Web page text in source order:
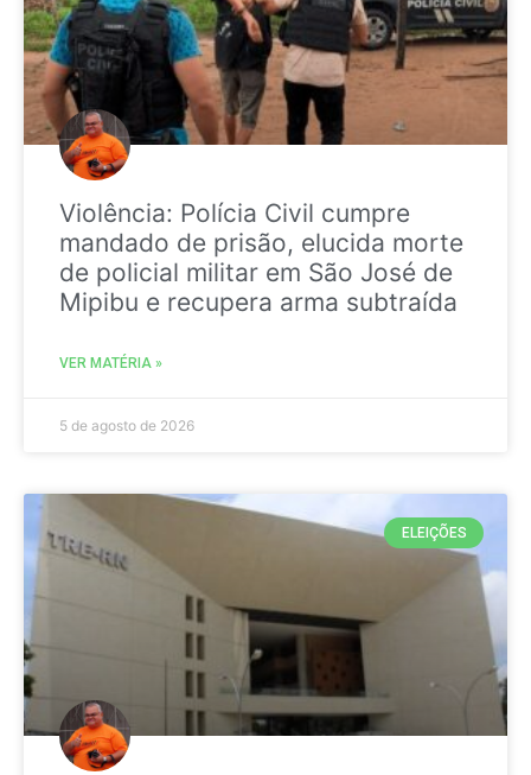
Violência: Polícia Civil cumpre
mandado de prisão, elucida morte
de policial militar em São José de
Mipibu e recupera arma subtraída
VER MATÉRIA »
5 de agosto de 2026
ELEIÇÕES